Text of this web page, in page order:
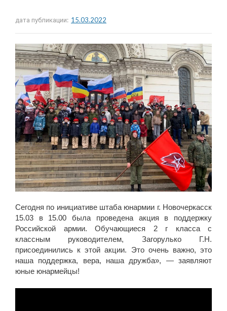
дата публикации: 15.03.2022
Сегодня по инициативе штаба юнармии г. Новочеркасск
15.03 в 15.00 была проведена акция в поддержку
Российской армии. Обучающиеся 2 г класса с
классным руководителем, Загорулько Г.Н.
присоединились к этой акции. Это очень важно, это
наша поддержка, вера, наша дружба», — заявляют
юные юнармейцы!